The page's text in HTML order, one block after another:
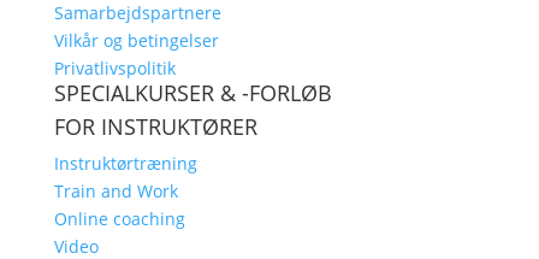
Samarbejdspartnere
Vilkår og betingelser
Privatlivspolitik
SPECIALKURSER & -FORLØB
FOR INSTRUKTØRER
Instruktørtræning
Train and Work
Online coaching
Video